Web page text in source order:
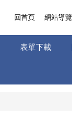
表單下載
回首頁 網站導覽